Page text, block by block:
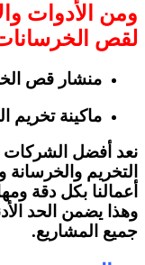
ومن الأدوات
لقص
منشار قص
ماكينة تخريم
نعد أفضل
التخريم والخرسانة
أعمالنا بكل دقة
وهذا يضمن الحد
جميع المشاريع.